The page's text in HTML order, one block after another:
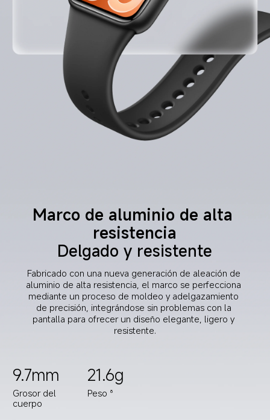
Marco de aluminio de alta
resistencia
Delgado y resistente
Fabricado con una nueva generación de aleación de
aluminio de alta resistencia, el marco se perfecciona
mediante un proceso de moldeo y adelgazamiento
de precisión, integrándose sin problemas con la
pantalla para ofrecer un diseño elegante, ligero y
resistente.
9.7mm
Grosor del
cuerpo
21.6g
Peso 8